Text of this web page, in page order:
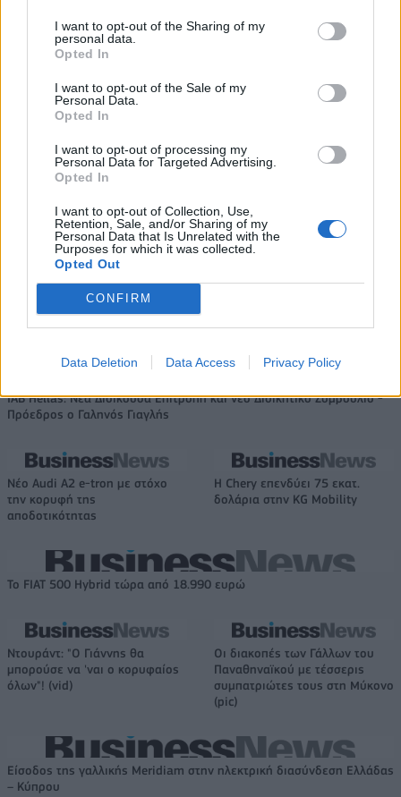
I want to opt-out of the Sharing of my
personal data.
Opted In
I want to opt-out of the Sale of my
Personal Data.
Opted In
I want to opt-out of processing my
Personal Data for Targeted Advertising.
Opted In
I want to opt-out of Collection, Use,
Retention, Sale, and/or Sharing of my
Personal Data that Is Unrelated with the
Purposes for which it was collected.
Opted Out
CONFIRM
Data Deletion Data Access Privacy Policy
Αλέξης Γιαννούλιας: Υποψήφιος
Δήμαρχος στο Σικάγο ο άλλοτε
τίμημα για το 60% του
Όμιλος AKTOR: Εξαγοράζει το 75% των ΗΛΕΚΤΩΡ και THALIS –
ΔΕΗ: Ισχυρή ανάπτυξη στο α΄
εξάμηνο 2026 με
προσαρμοσμένο EBITDA στα 1,2
δισ. ευρώ
IAB Hellas: Νέα Διοικούσα Επιτροπή και νέο Διοικητικό Συμβούλιο -
Πρόεδρος ο Γαληνός Γιαγλής
Νέο Audi A2 e-tron με στόχο
την κορυφή της
αποδοτικότητας
Η Chery επενδύει 75 εκατ.
δολάρια στην KG Mobility
Το FIAT 500 Hybrid τώρα από 18.990 ευρώ
Ντουράντ: "Ο Γιάννης θα
μπορούσε να 'ναι ο κορυφαίος
όλων"! (vid)
Οι διακοπές των Γάλλων του
Παναθηναϊκού με τέσσερις
συμπατριώτες τους στη Μύκονο
(pic)
Είσοδος της γαλλικής Meridiam στην ηλεκτρική διασύνδεση Ελλάδας
– Κύπρου